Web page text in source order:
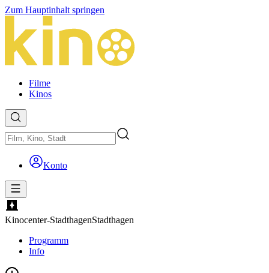
Zum Hauptinhalt springen
Filme
Kinos
Konto
Kinocenter-StadthagenStadthagen
Programm
Info